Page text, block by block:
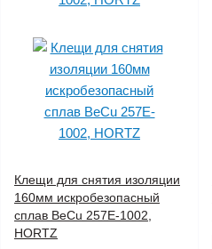
Клещи для снятия изоляции
160мм искробезопасный
сплав BeCu 257E-1002,
HORTZ